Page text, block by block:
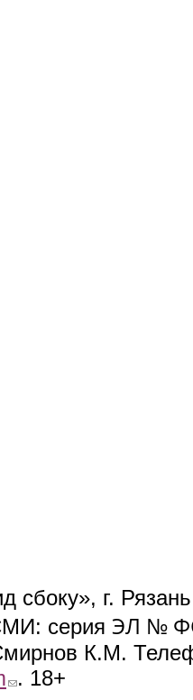
сбоку», г.
серия ЭЛ №
К.М.
(link sends e-mail)
. 18+